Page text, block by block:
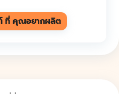
ที่ คุณอยากผลิต